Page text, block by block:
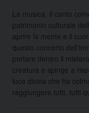
La musica, il canto
patrimonio culturale
aprire la mente e il
questo concerto
portare dentro il
creatura e spinge a
luce divina che ha
raggiungere tutti, tutti